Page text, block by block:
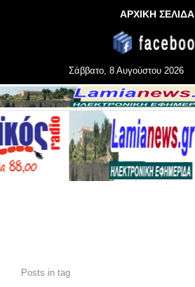
ΑΡΧΙΚΗ ΣΕΛΙΔΑ
Σάββατο, 8 Αυγούστου 2026
Posts in tag